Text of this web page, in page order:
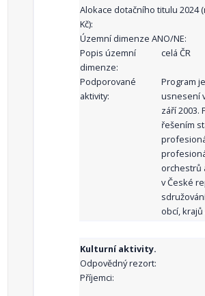
Alokace dotačního titulu 2024
Kč):
Územní dimenze ANO/NE:
Popis územní
dimenze:
celá ČR
Podporované
aktivity:
Program
usnesení
září 2003.
řešením
orchestrů
v České
obcí, krajů
Kulturní aktivity.
Odpovědný rezort:
Příjemci: